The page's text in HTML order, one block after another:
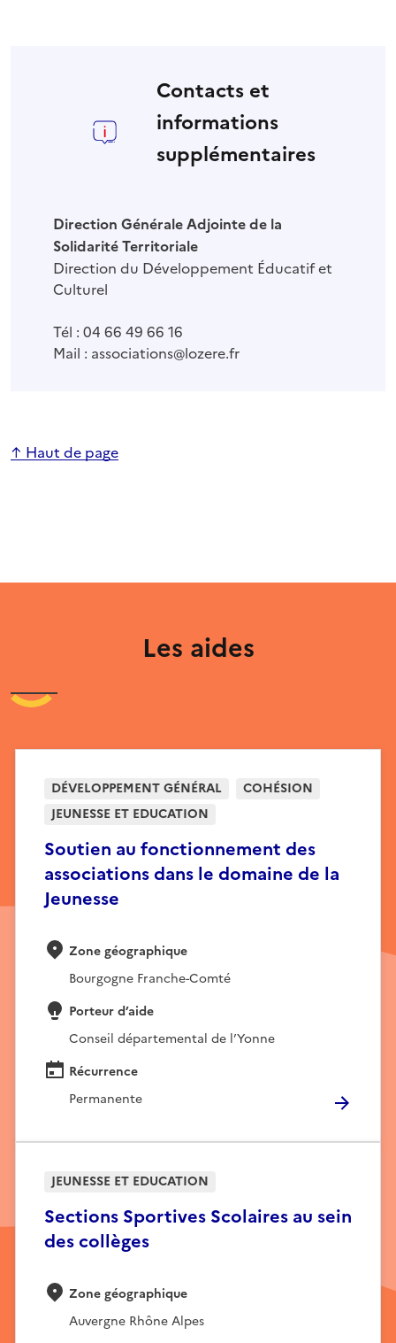
Contacts et
informations
supplémentaires
Direction Générale Adjointe de la
Solidarité Territoriale
Direction du Développement Éducatif et
Culturel
Tél : 04 66 49 66 16
Mail : associations@lozere.fr
↑ Haut de page
Les aides
Soutien au fonctionnement des
associations dans le domaine de la
Jeunesse
DÉVELOPPEMENT GÉNÉRAL
COHÉSION
JEUNESSE ET EDUCATION
Zone géographique
Bourgogne Franche-Comté
Porteur d’aide
Conseil départemental de l’Yonne
Récurrence
Permanente
Sections Sportives Scolaires au sein
des collèges
JEUNESSE ET EDUCATION
Zone géographique
Auvergne Rhône Alpes